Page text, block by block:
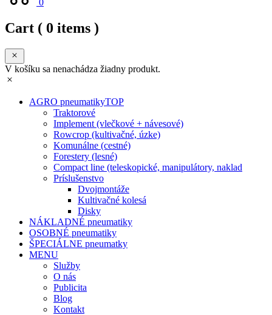
0
Cart ( 0 items )
V košíku sa nenachádza žiadny produkt.
AGRO pneumatikyTOP
Traktorové
Implement (vlečkové + návesové)
Rowcrop (kultivačné, úzke)
Komunálne (cestné)
Forestery (lesné)
Compact line (teleskopické, manipulátory, naklad
Príslušenstvo
Dvojmontáže
Kultivačné kolesá
Disky
NÁKLADNÉ pneumatiky
OSOBNÉ pneumatiky
ŠPECIÁLNE pneumatky
MENU
Služby
O nás
Publicita
Blog
Kontakt